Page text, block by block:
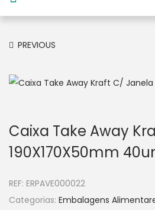
PREVIOUS
Caixa Take Away
190X170X50mm
REF: ERPAVE000022
Categorias: Embalagens